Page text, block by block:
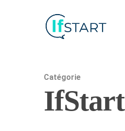
Catégorie
IfStart